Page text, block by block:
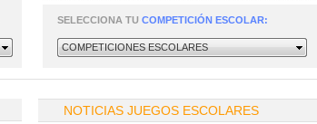
SELECCIONA TU COMPETICIÓN ESCOLAR:
COMPETICIONES ESCOLARES
NOTICIAS JUEGOS ESCOLARES